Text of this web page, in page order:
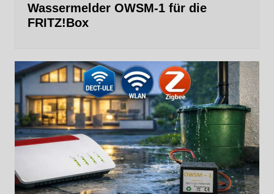
Wassermelder OWSM‑1 für die
FRITZ!Box